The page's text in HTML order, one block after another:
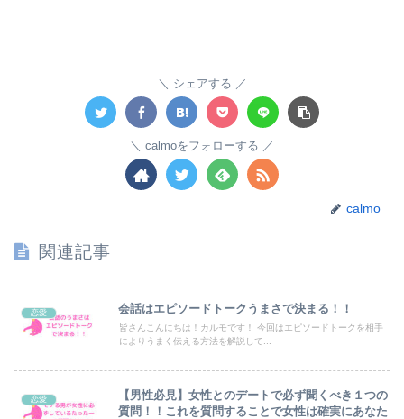
シェアする
calmoをフォローする
calmo
関連記事
恋愛 会話はエピソードトークうまさで決まる！！
皆さんこんにちは！カルモです！ 今回はエピソードトークを相手
によりうまく伝える方法を解説して...
恋愛
【男性必見】女性とのデートで必ず聞くべき１つの
質問！！これを質問することで女性は確実にあなた